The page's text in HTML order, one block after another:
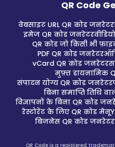
QR Code
वेबसाइट URL QR कोड जनरेटर
इमेज QR कोड जनरेटर
QR कोड जो किसी भी
PDF QR कोड जनरेटर
vCard QR कोड जनरेटर
मुफ़्त डायनामिक
संपादन योग्य QR कोड जनरेटर
बिना समाप्ति तिथि
विज्ञापनों के बिना QR कोड
रेस्टोरेंट के लिए QR कोड मेनू
बिज़नेस QR कोड जनरेटर
QR Code is a registered